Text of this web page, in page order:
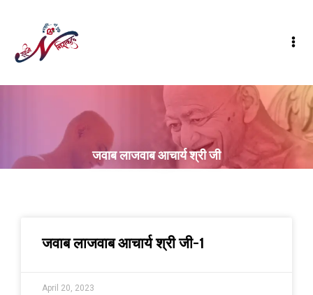
जवाब लाजवाब आचार्य श्री जी
जवाब लाजवाब आचार्य श्री जी-1
April 20, 2023